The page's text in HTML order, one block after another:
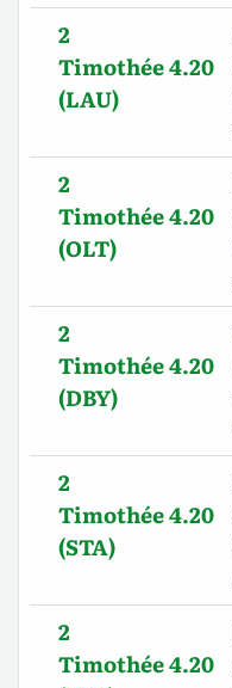
2
Timothée 4.20
(LAU)
2
Timothée 4.20
(OLT)
2
Timothée 4.20
(DBY)
2
Timothée 4.20
(STA)
2
Timothée 4.20